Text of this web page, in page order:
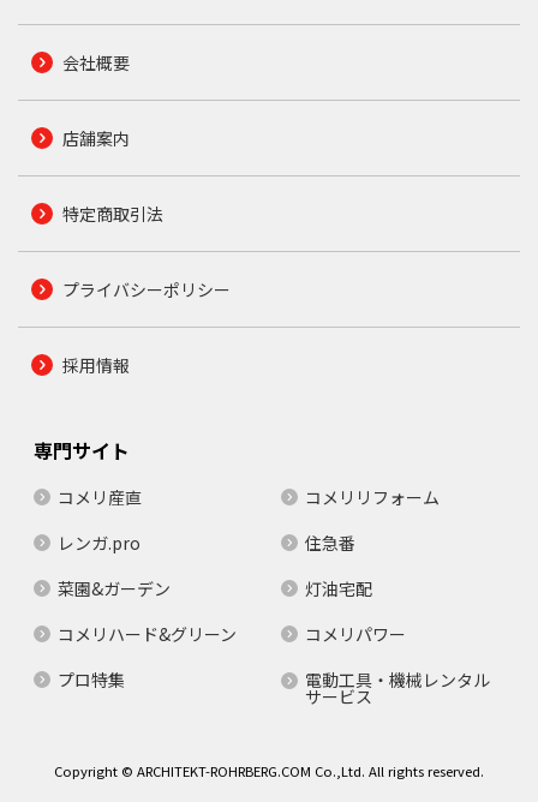
会社概要
店舗案内
特定商取引法
プライバシーポリシー
採用情報
専門サイト
コメリ産直
コメリリフォーム
レンガ.pro
住急番
菜園&ガーデン
灯油宅配
コメリハード&グリーン
コメリパワー
プロ特集
電動工具・機械レンタル
サービス
Copyright © ARCHITEKT-ROHRBERG.COM Co.,Ltd. All rights reserved.